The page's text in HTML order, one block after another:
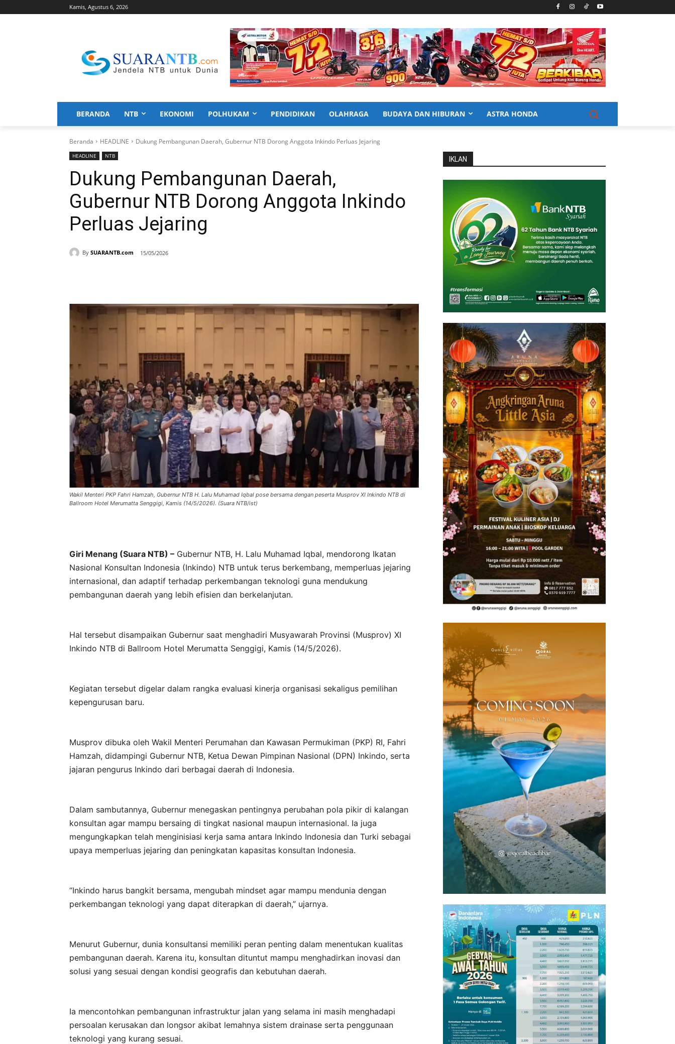
Kamis, Agustus 6, 2026
BERANDA NTB EKONOMI POLHUKAM PENDIDIKAN OLAHRAGA BUDAYA DAN HIBURAN ASTRA HONDA
Beranda HEADLINE Dukung Pembangunan Daerah, Gubernur NTB Dorong Anggota Inkindo Perluas Jejaring
HEADLINE NTB
Dukung Pembangunan Daerah,
Gubernur NTB Dorong Anggota Inkindo
Perluas Jejaring
By SUARANTB.com 15/05/2026
Wakil Menteri PKP Fahri Hamzah, Gubernur NTB H. Lalu Muhamad Iqbal pose bersama dengan peserta Musprov XI Inkindo NTB di
Ballroom Hotel Merumatta Senggigi, Kamis (14/5/2026). (Suara NTB/ist)
Giri Menang (Suara NTB) – Gubernur NTB, H. Lalu Muhamad Iqbal, mendorong Ikatan
Nasional Konsultan Indonesia (Inkindo) NTB untuk terus berkembang, memperluas jejaring
internasional, dan adaptif terhadap perkembangan teknologi guna mendukung
pembangunan daerah yang lebih efisien dan berkelanjutan.
Hal tersebut disampaikan Gubernur saat menghadiri Musyawarah Provinsi (Musprov) XI
Inkindo NTB di Ballroom Hotel Merumatta Senggigi, Kamis (14/5/2026).
Kegiatan tersebut digelar dalam rangka evaluasi kinerja organisasi sekaligus pemilihan
kepengurusan baru.
Musprov dibuka oleh Wakil Menteri Perumahan dan Kawasan Permukiman (PKP) RI, Fahri
Hamzah, didampingi Gubernur NTB, Ketua Dewan Pimpinan Nasional (DPN) Inkindo, serta
jajaran pengurus Inkindo dari berbagai daerah di Indonesia.
Dalam sambutannya, Gubernur menegaskan pentingnya perubahan pola pikir di kalangan
konsultan agar mampu bersaing di tingkat nasional maupun internasional. Ia juga
mengungkapkan telah menginisiasi kerja sama antara Inkindo Indonesia dan Turki sebagai
upaya memperluas jejaring dan peningkatan kapasitas konsultan Indonesia.
“Inkindo harus bangkit bersama, mengubah mindset agar mampu mendunia dengan
perkembangan teknologi yang dapat diterapkan di daerah,” ujarnya.
Menurut Gubernur, dunia konsultansi memiliki peran penting dalam menentukan kualitas
pembangunan daerah. Karena itu, konsultan dituntut mampu menghadirkan inovasi dan
solusi yang sesuai dengan kondisi geografis dan kebutuhan daerah.
Ia mencontohkan pembangunan infrastruktur jalan yang selama ini masih menghadapi
persoalan kerusakan dan longsor akibat lemahnya sistem drainase serta penggunaan
teknologi yang kurang sesuai.
IKLAN